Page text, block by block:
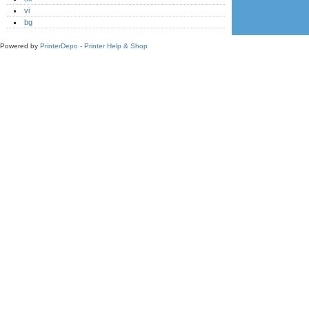
vi
bg
Powered by PrinterDepo - Printer Help & Shop